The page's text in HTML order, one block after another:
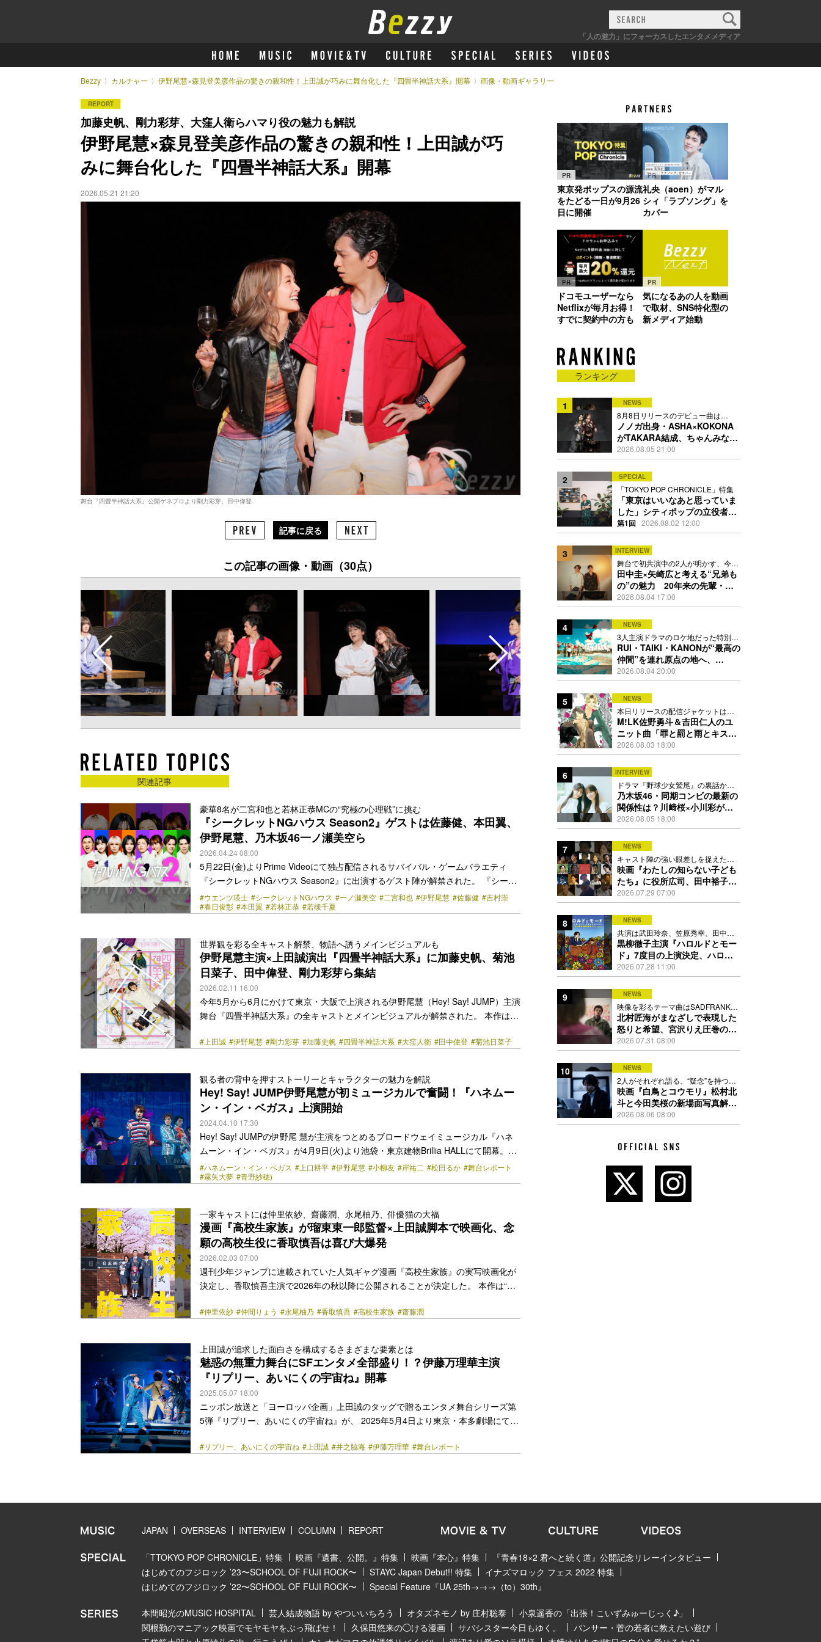
「人の魅力」にフォーカスしたエンタメメディア
Bezzy カルチャー 伊野尾慧×森見登美彦作品の驚きの親和性！上田誠が巧みに舞台化した『四畳半神話大系』開幕 画像・動画ギャラリー
REPORT
加藤史帆、剛力彩芽、大窪人衛らハマり役の魅力も解説
伊野尾慧×森見登美彦作品の驚きの親和性！上田誠が巧
みに舞台化した『四畳半神話大系』開幕
2026.05.21 21:20
舞台『四畳半神話大系』公開ゲネプロより剛力彩芽、田中偉登
記事に戻る
この記事の画像・動画（30点）
関連記事
豪華8名が二宮和也と若林正恭MCの“究極の心理戦”に挑む
『シークレットNGハウス Season2』ゲストは佐藤健、本田翼、
伊野尾慧、乃木坂46一ノ瀬美空ら
2026.04.24 08:00
5月22日(金)よりPrime Videoにて独占配信されるサバイバル・ゲームバラエティ
『シークレットNGハウス Season2』に出演するゲスト陣が解禁された。 『シーク
レットNGハウス』は、MC（ゲームマスター）の二宮和也と若林正恭が密かに設定
する「絶対にしてはいけない言動」＝“シークレットNG”を回避しながら、プレーヤ
賞金をかけて疑心暗鬼の心理戦を繰り広げていく。さらにSeason2から二宮と若林
がルール設計やNGの設定にも携わり、シーズン… <a class="more-link"
href="https://bezzy.jp/2026/04/85090/"></a>
#ウエンツ瑛士 #シークレットNGハウス #一ノ瀬美空 #二宮和也 #伊野尾慧 #佐藤健 #吉村崇
#春日俊彰 #本田翼 #若林正恭 #若槻千夏
世界観を彩る全キャスト解禁、物語へ誘うメインビジュアルも
伊野尾慧主演×上田誠演出『四畳半神話大系』に加藤史帆、菊池
日菜子、田中偉登、剛力彩芽ら集結
2026.02.11 16:00
今年5月から6月にかけて東京・大阪で上演される伊野尾慧（Hey! Say! JUMP）主演
舞台『四畳半神話大系』の全キャストとメインビジュアルが解禁された。 本作は主
による同名小説の初舞台化で、脚本・演出はTVアニメ版『四畳半神話大系』
版の脚本・演出も手掛けた上田が『四畳半神話大系』の世界観を舞台上で色濃く描
き出す。 伊野尾演じる主人公「私」は、バラ色のキャンパスライ… <a
class="more-link" href="https://bezzy.jp/2026/02/81119/"></a>
#上田誠 #伊野尾慧 #剛力彩芽 #加藤史帆 #四畳半神話大系 #大窪人衛 #田中偉登 #菊池日菜子
観る者の背中を押すストーリーとキャラクターの魅力を解説
Hey! Say! JUMP伊野尾慧が初ミュージカルで奮闘！『ハネムー
ン・イン・ベガス』上演開始
2024.04.10 17:30
Hey! Say! JUMPの伊野尾 慧が主演をつとめるブロードウェイミュージカル『ハネ
ムーン・イン・ベガス』が4月9日(火)より池袋・東京建物Brillia HALLにて開幕。そ
れに先駆け、4月8日(月)に公開ゲネプロと記者会見が行われた。 今作は1992年に大
ヒットしたニコラス・ケイジ＆サラ・ジェシカ・パーカー出演の同名映画を、監
巻きこまれていく騒動を、コミカルな演出で描いていく。 ジャック（伊野尾 慧）
は5年越しの恋人ベッツィ（松田るか）との… <a class="more-link"
href="https://bezzy.jp/2024/04/43056/"></a>
#ハネムーン・イン・ベガス #上口耕平 #伊野尾慧 #小柳友 #岸祐二 #松田るか #舞台レポート
#霧矢大夢 #青野紗穂)
一家キャストには仲里依紗、齋藤潤、永尾柚乃、俳優猫の大福
漫画『高校生家族』が瑠東東一郎監督×上田誠脚本で映画化、念
願の高校生役に香取慎吾は喜び大爆発
2026.02.03 07:00
週刊少年ジャンプに連載されていた人気ギャグ漫画『高校生家族』の実写映画化が
決定し、香取慎吾主演で2026年の秋以降に公開されることが決定した。 本作は“家
同名の原作漫画は2023年まで週刊少年ジャンプにて連載され、独特な台詞の言いま
（2023）などコメディを中心に数多くのエンタメ作品を手掛ける瑠東東一郎。そし
て脚本は、人気劇団「ヨーロッパ企画」主宰の上田誠。『ザ・スーパーマリ… <a
class="more-link" href="https://bezzy.jp/2026/02/80696/"></a>
#仲里依紗 #仲間りょう #永尾柚乃 #香取慎吾 #高校生家族 #齋藤潤
上田誠が追求した面白さを構成するさまざまな要素とは
魅惑の無重力舞台にSFエンタメ全部盛り！？伊藤万理華主演
『リプリー、あいにくの宇宙ね』開幕
2025.05.07 18:00
ニッポン放送と「ヨーロッパ企画」上田誠のタッグで贈るエンタメ舞台シリーズ第
5弾『リプリー、あいにくの宇宙ね』が、 2025年5月4日より東京・本多劇場にて開
ラッシュの時代。Z社は、火星と木星の間にあるアステロイドベルトへ核融合エン
理華）と航海士キリト（井之脇海）のペアに加え、オペレーター（石田剛… <a
#リプリー、あいにくの宇宙ね #上田誠 #井之脇海 #伊藤万理華 #舞台レポート
PR
東京発ポップスの源流
をたどる一日が9月26
日に開催
PR
礼央（aoen）がマル
シィ「ラブソング」を
カバー
PR
ドコモユーザーなら
Netflixが毎月お得！
すでに契約中の方も
PR
気になるあの人を動画
で取材、SNS特化型の
新メディア始動
ランキング
1 NEWS
8月8日リリースのデビュー曲は
「Time is money」
ノノガ出身・ASHA×KOKONA
がTAKARA結成、ちゃんみな主
宰レーベル第2弾アーティスト
に
2026.08.05 21:00
2 SPECIAL
「TOKYO POP CHRONICLE」特集
「東京はいいなあと思っていま
した」シティポップの立役者・
伊藤銀次の名曲回想録
第1回 2026.08.02 12:00
3 INTERVIEW
舞台で初共演中の2人が明かす、今の
自分をつくる恩人の存在
田中圭×矢崎広と考える“兄弟も
の”の魅力 20年来の先輩・後
輩が初めて見つけた互いの共通
点とは
2026.08.04 17:00
4 NEWS
3人主演ドラマのロケ地だった特別な
場所で撮影を敢行
RUI・TAIKI・KANONが“最高の
仲間”を連れ原点の地へ、
STARGLOW「GOTH」ダンス
映像公開
2026.08.04 20:00
5 NEWS
本日リリースの配信ジャケットは
PEACH-PITが描き下ろし
M!LK佐野勇斗＆吉田仁人のユ
ニット曲「罪と罰と雨とキス」
MV公開、2人が霧雨と共に舞い
踊る
2026.08.03 18:00
6 INTERVIEW
ドラマ『野球少女鷲尾』の裏話から
隠れた素顔にたっぷり迫る
乃木坂46・同期コンビの最新の
関係性は？川﨑桜×小川彩が明
かす互いの推しポイント
2026.08.05 18:00
7 NEWS
キャスト陣の強い眼差しを捉えたポ
スター、本予告も解禁
映画『わたしの知らない子ども
たち』に役所広司、田中裕子、
岡田准一、吉田羊、坂東龍汰ら
13人
2026.07.29 07:00
8 NEWS
共演は武田玲奈、笠原秀幸、田中要
次、井川遥
黒柳徹子主演『ハロルドとモー
ド』7度目の上演決定、ハロル
ド役はKEY TO LIT岩﨑大昇
2026.07.28 11:00
9 NEWS
映像を彩るテーマ曲はSADFRANKが
歌う「愛の讃歌」カバー
北村匠海がまなざしで表現した
怒りと希望、宮沢りえ圧巻の演
技が光る『しびれ』90秒予告解
禁
2026.07.31 08:00
10 NEWS
2人がそれぞれ語る、“疑念”を持つこ
との苦しさとは
映画『白鳥とコウモリ』松村北
斗と今田美桜の新場面写真解
禁、事件前後で一変する表情捉
えた全4点
2026.08.06 08:00
JAPAN OVERSEAS INTERVIEW COLUMN REPORT
「TTOKYO POP CHRONICLE」特集 映画『遺書、公開。』特集 映画『本心』特集
『青春18×2 君へと続く道』公開記念リレーインタビュー
はじめてのフジロック ’23〜SCHOOL OF FUJI ROCK〜
STAYC Japan Debut!! 特集
イナズマロック フェス 2022 特集
はじめてのフジロック ’22〜SCHOOL OF FUJI ROCK〜
Special Feature『UA 25th→→→（to）30th』
本間昭光のMUSIC HOSPITAL 芸人結成物語 by やついいちろう オタズネモノ by 庄村聡泰
小泉遥香の「出張！こいずみゅーじっく♪」
関根勤のマニアック映画でモヤモヤをぶっ飛ばせ！
久保田悠来の◯ける漫画 サバシスター今日もゆく。
パンサー・菅の若者に教えたい遊び